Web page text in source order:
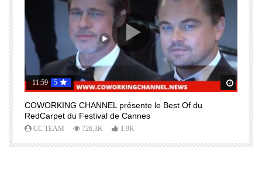
Regardez Plus Tard
11:59 5
COWORKING CHANNEL présente le Best Of du
RedCarpet du Festival de Cannes
CC TEAM 726.3K 1.9K